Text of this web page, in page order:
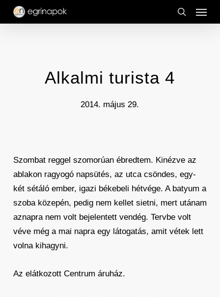
Skip
search
Menu
Alkalmi turista 4
2014. május 29.
Szombat reggel szomorúan ébredtem. Kinézve az
ablakon ragyogó napsütés, az utca csöndes, egy-
két sétáló ember, igazi békebeli hétvége. A batyum a
szoba közepén, pedig nem kellet sietni, mert utánam
aznapra nem volt bejelentett vendég. Tervbe volt
véve még a mai napra egy látogatás, amit vétek lett
volna kihagyni.
Az elátkozott Centrum áruház.